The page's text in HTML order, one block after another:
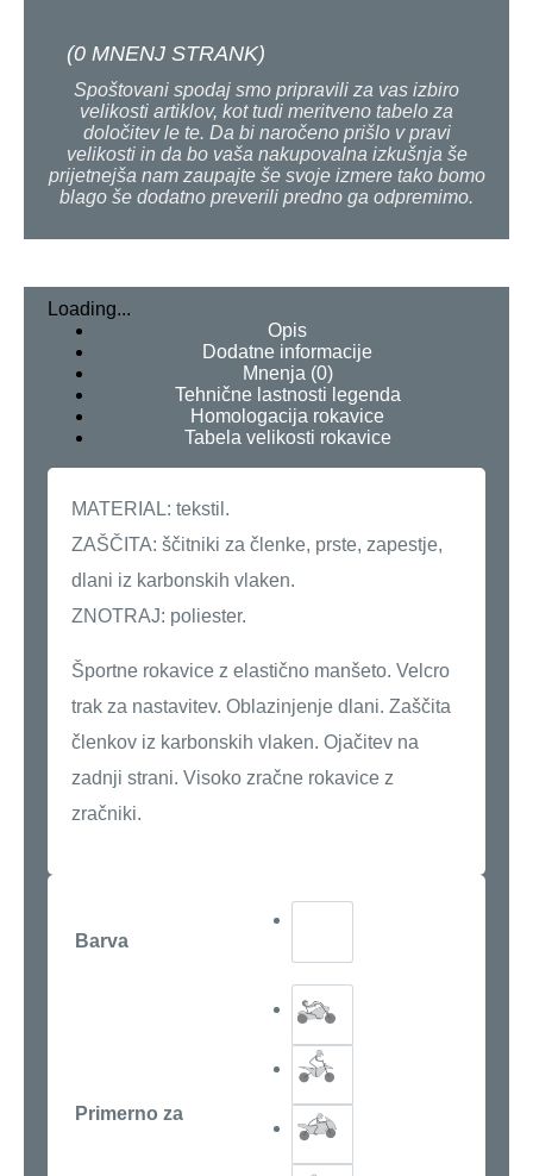
(0 MNENJ STRANK)
Spoštovani spodaj smo pripravili za vas izbiro
velikosti artiklov, kot tudi meritveno tabelo za
določitev le te. Da bi naročeno prišlo v pravi
velikosti in da bo vaša nakupovalna izkušnja še
prijetnejša nam zaupajte še svoje izmere tako bomo
blago še dodatno preverili predno ga odpremimo.
Loading...
Opis
Dodatne informacije
Mnenja (0)
Tehnične lastnosti legenda
Homologacija rokavice
Tabela velikosti rokavice
MATERIAL: tekstil.
ZAŠČITA: ščitniki za členke, prste, zapestje,
dlani iz karbonskih vlaken.
ZNOTRAJ: poliester.
Športne rokavice z elastično manšeto. Velcro
trak za nastavitev. Oblazinjenje dlani. Zaščita
členkov iz karbonskih vlaken. Ojačitev na
zadnji strani. Visoko zračne rokavice z
zračniki.
Barva
Primerno za